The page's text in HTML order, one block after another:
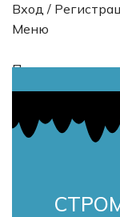
Вход /
Меню
Поиск
0элемент 0₽